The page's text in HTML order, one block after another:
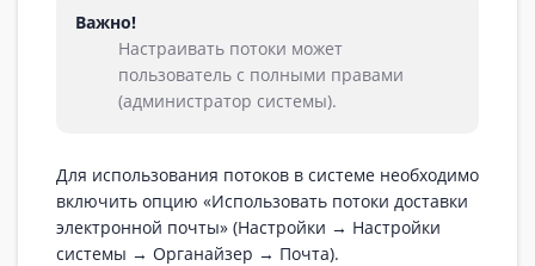
Важно!
Настраивать потоки может
пользователь с полными правами
(администратор системы).
Для использования потоков в системе необходимо
включить опцию «‎Использовать потоки доставки
электронной почты» (Настройки → Настройки
системы → Органайзер → Почта).